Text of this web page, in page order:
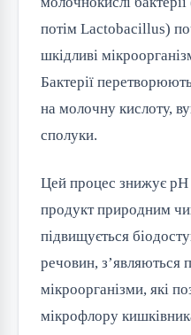
потім Lactobacillus)
шкідливі
Бактерії
на молочну кислоту,
сполуки.
Цей процес знижує
продукт природним
підвищується
речовин, з’являються
мікроорганізми, які
мікрофлору